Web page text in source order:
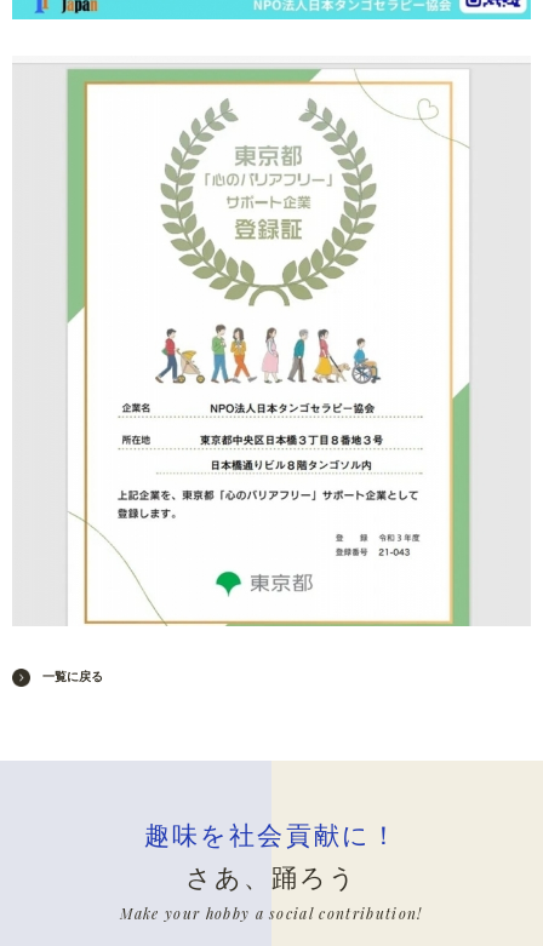
一覧に戻る
趣味を社会貢献に！
さあ、踊ろう
Make your hobby a social contribution!